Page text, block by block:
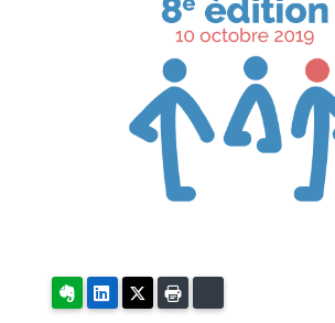
EvernoteLinkedIn